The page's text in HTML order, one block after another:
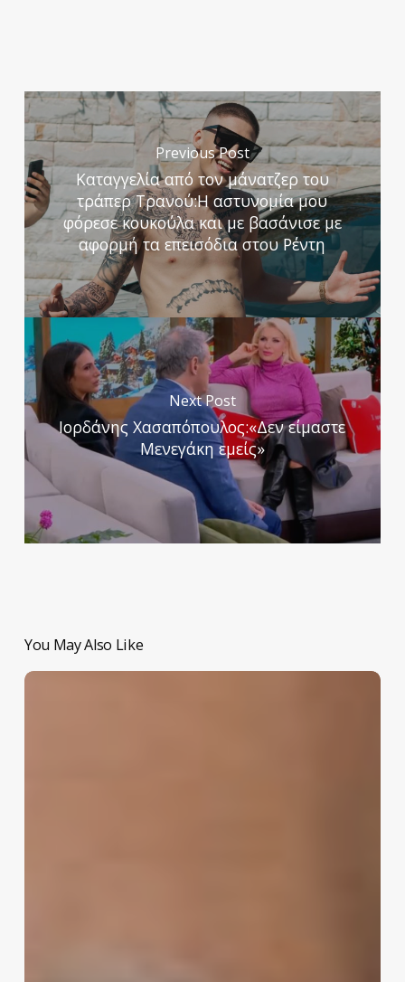
Previous Post
Καταγγελία από τον μάνατζερ του
τράπερ Τρανού:Η αστυνομία μου
φόρεσε κουκούλα και με βασάνισε με
αφορμή τα επεισόδια στου Ρέντη
Next Post
Ιορδάνης Χασαπόπουλος:«Δεν είμαστε
Μενεγάκη εμείς»
You May Also Like